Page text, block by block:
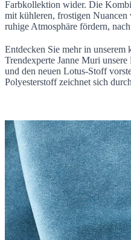
Farbkollektion wider. Die
mit kühleren, frostigen
ruhige Atmosphäre fördern,
Entdecken Sie mehr in unserem
Trendexperte Janne Muri
und den neuen Lotus-Stoff
Polyesterstoff zeichnet sich